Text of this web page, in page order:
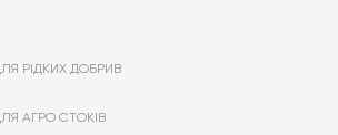
РІДКИХ ДОБРИВ
АГРО СТОКІВ